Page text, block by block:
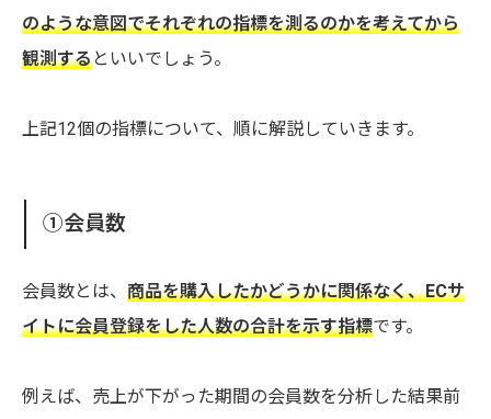
のような意図でそれぞれの指標を測るのかを考えてから
観測するといいでしょう。
上記12個の指標について、順に解説していきます。
①会員数
会員数とは、 商品を購入したかどうかに関係なく、ECサ
イトに会員登録をした人数の合計を示す指標です。
例えば、売上が下がった期間の会員数を分析した結果前